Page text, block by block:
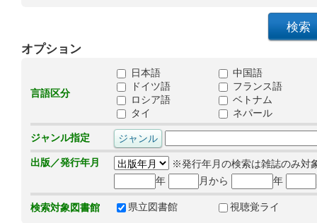
オプション
言語区分
日本語
中国語
ドイツ語
フランス語
ロシア語
ベトナム
タイ
ネパール
ジャンル指定
出版／発行年月
※発行年月の検索は雑誌のみ対
年
月から 年
検索対象図書館 県立図書館 視聴覚ライ